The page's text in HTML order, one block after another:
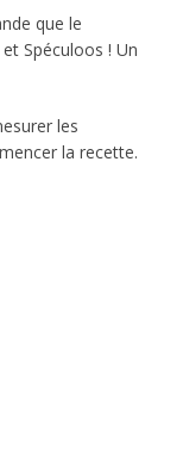
que le
Spéculoos ! Un
les
la recette.